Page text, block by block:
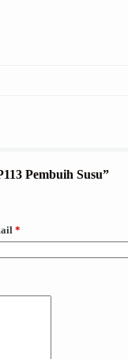
Pembuih Susu”
*